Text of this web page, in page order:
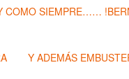
COMO SIEMPRE……
Y ADEMÁS